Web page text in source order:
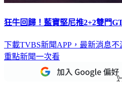
狂牛回歸！藍寶堅尼推2+2雙門
下載TVBS新聞APP，最新消息不
重點新聞一次看